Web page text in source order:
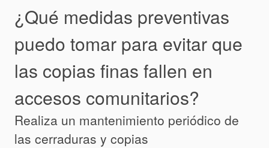
¿Qué medidas preventivas
puedo tomar para evitar que
las copias finas fallen en
accesos comunitarios?
Realiza un mantenimiento periódico de
las cerraduras y copias